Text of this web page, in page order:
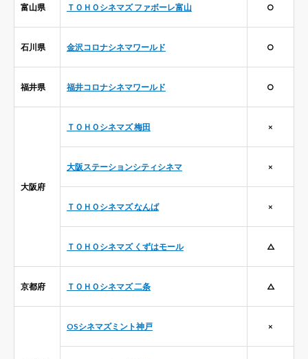
富山県 ＴＯＨＯシネマズ ファボーレ富山 ○
石川県 金沢コロナシネマワールド ○
福井県 福井コロナシネマワールド ○
大阪府
ＴＯＨＯシネマズ 梅田 ×
大阪ステーションシティシネマ ×
ＴＯＨＯシネマズ なんば ×
ＴＯＨＯシネマズ くずはモール △
京都府 ＴＯＨＯシネマズ 二条 △
OSシネマズミント神戸 ×